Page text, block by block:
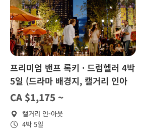
프리미엄 밴프 록키 · 드럼헬러 4박
5일 (드라마 배경지, 캘거리 인아
웃)
CA $1,175 ~
캘거리 인-아웃
4박 5일